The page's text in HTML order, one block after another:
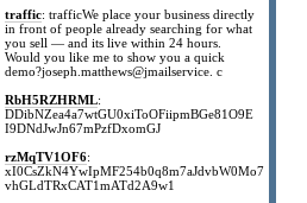
traffic: trafficWe place your business directly
in front of people already searching for what
you sell — and its live within 24 hours.
Would you like me to show you a quick
demo?joseph.matthews@jmailservice. c
RbH5RZHRML:
DDibNZea4a7wtGU0xiToOFiipmBGe81O9E
I9DNdJwJn67mPzfDxomGJ
rzMqTV1OF6:
xI0CsZkN4YwIpMF254b0q8m7aJdvbW0Mo7
vhGLdTRxCAT1mATd2A9w1